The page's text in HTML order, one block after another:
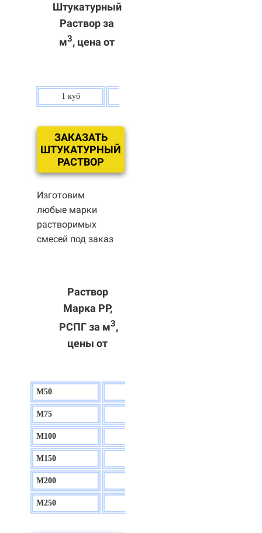
Штукатурный
Раствор за
м3, цена от
1 куб
ЗАКАЗАТЬ
ШТУКАТУРНЫЙ
РАСТВОР
Изготовим
любые марки
растворимых
смесей под заказ
Раствор
Марка РР,
РСПГ за м3,
цены от
М50
М75
М100
М150
М200
М250